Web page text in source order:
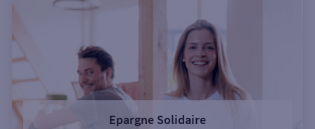
Epargne Solidaire